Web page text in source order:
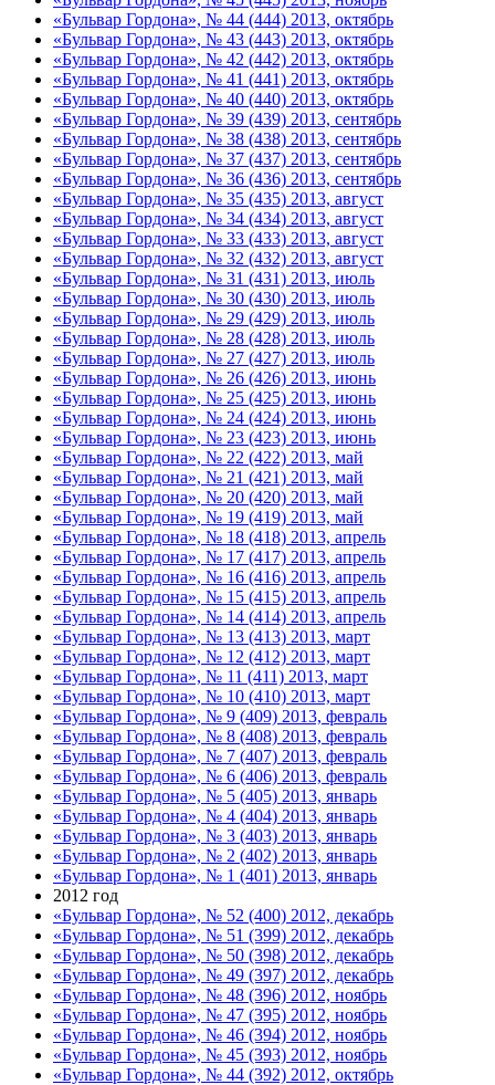
«Бульвар Гордона», № 44 (444) 2013, октябрь
«Бульвар Гордона», № 43 (443) 2013, октябрь
«Бульвар Гордона», № 42 (442) 2013, октябрь
«Бульвар Гордона», № 41 (441) 2013, октябрь
«Бульвар Гордона», № 40 (440) 2013, октябрь
«Бульвар Гордона», № 39 (439) 2013, сентябрь
«Бульвар Гордона», № 38 (438) 2013, сентябрь
«Бульвар Гордона», № 37 (437) 2013, сентябрь
«Бульвар Гордона», № 36 (436) 2013, сентябрь
«Бульвар Гордона», № 35 (435) 2013, август
«Бульвар Гордона», № 34 (434) 2013, август
«Бульвар Гордона», № 33 (433) 2013, август
«Бульвар Гордона», № 32 (432) 2013, август
«Бульвар Гордона», № 31 (431) 2013, июль
«Бульвар Гордона», № 30 (430) 2013, июль
«Бульвар Гордона», № 29 (429) 2013, июль
«Бульвар Гордона», № 28 (428) 2013, июль
«Бульвар Гордона», № 27 (427) 2013, июль
«Бульвар Гордона», № 26 (426) 2013, июнь
«Бульвар Гордона», № 25 (425) 2013, июнь
«Бульвар Гордона», № 24 (424) 2013, июнь
«Бульвар Гордона», № 23 (423) 2013, июнь
«Бульвар Гордона», № 22 (422) 2013, май
«Бульвар Гордона», № 21 (421) 2013, май
«Бульвар Гордона», № 20 (420) 2013, май
«Бульвар Гордона», № 19 (419) 2013, май
«Бульвар Гордона», № 18 (418) 2013, апрель
«Бульвар Гордона», № 17 (417) 2013, апрель
«Бульвар Гордона», № 16 (416) 2013, апрель
«Бульвар Гордона», № 15 (415) 2013, апрель
«Бульвар Гордона», № 14 (414) 2013, апрель
«Бульвар Гордона», № 13 (413) 2013, март
«Бульвар Гордона», № 12 (412) 2013, март
«Бульвар Гордона», № 11 (411) 2013, март
«Бульвар Гордона», № 10 (410) 2013, март
«Бульвар Гордона», № 9 (409) 2013, февраль
«Бульвар Гордона», № 8 (408) 2013, февраль
«Бульвар Гордона», № 7 (407) 2013, февраль
«Бульвар Гордона», № 6 (406) 2013, февраль
«Бульвар Гордона», № 5 (405) 2013, январь
«Бульвар Гордона», № 4 (404) 2013, январь
«Бульвар Гордона», № 3 (403) 2013, январь
«Бульвар Гордона», № 2 (402) 2013, январь
«Бульвар Гордона», № 1 (401) 2013, январь
2012 год
«Бульвар Гордона», № 52 (400) 2012, декабрь
«Бульвар Гордона», № 51 (399) 2012, декабрь
«Бульвар Гордона», № 50 (398) 2012, декабрь
«Бульвар Гордона», № 49 (397) 2012, декабрь
«Бульвар Гордона», № 48 (396) 2012, ноябрь
«Бульвар Гордона», № 47 (395) 2012, ноябрь
«Бульвар Гордона», № 46 (394) 2012, ноябрь
«Бульвар Гордона», № 45 (393) 2012, ноябрь
«Бульвар Гордона», № 44 (392) 2012, октябрь